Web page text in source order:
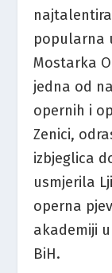
popularna
Mostarka
jedna od
opernih i
Zenici,
izbjeglica
usmjerila
operna
akademiji
BiH.